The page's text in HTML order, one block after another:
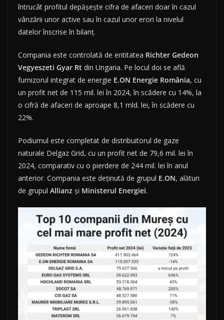
întrucât profitul depășește cifra de afaceri doar în cazul
vânzării unor active sau în cazul unor erori la nivelul
datelor înscrise în bilanț.
Compania este controlată de entitatea Richter Gedeon
Vegyeszeti Gyar Rt din Ungaria. Pe locul doi se află
furnizorul integrat de energie E.ON Energie România, cu
un profit net de 115 mil. lei în 2024, în scădere cu 14%, la
o cifră de afaceri de aproape 8,1 mld. lei, în scădere cu
22%.
Podiumul este completat de distribuitorul de gaze
naturale Delgaz Grid, cu un profit net de 79,6 mil. lei în
2024, comparativ cu o pierdere de 244 mil. lei în anul
anterior. Compania este deținută de grupul E.ON, alături
de grupul Allianz și Ministerul Energiei.